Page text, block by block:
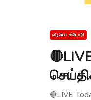
வீடியோ ஸ்டோரி
🔴LIVE: